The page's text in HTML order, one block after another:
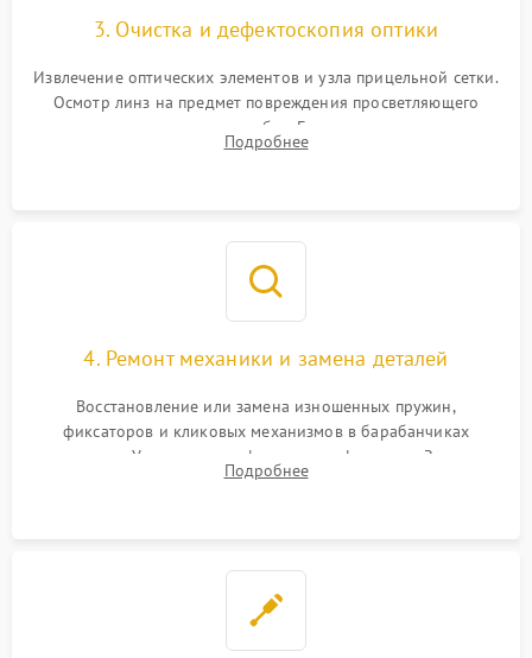
3. Очистка и дефектоскопия оптики
Извлечение оптических элементов и узла прицельной сетки.
Осмотр линз на предмет повреждения просветляющего
покрытия или появления грибка. Бережная очистка стекол
спецрастворами. Проверка целостности гравированной
Подробнее
4. Ремонт механики и замена деталей
Восстановление или замена изношенных пружин,
фиксаторов и кликовых механизмов в барабанчиках
поправок. Устранение люфтов в трансфокаторе. Замена
поврежденных линз, разбитой сетки или восстановление
Подробнее